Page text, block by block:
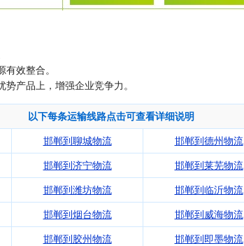
效整合。
产品上，增强企业竞争力。
以下每条运输线路点击可查看详细说明
邯郸到聊城物流 邯郸到德州物流
邯郸到济宁物流 邯郸到莱芜物流
邯郸到潍坊物流 邯郸到临沂物流
邯郸到烟台物流 邯郸到威海物流
邯郸到胶州物流 邯郸到即墨物流